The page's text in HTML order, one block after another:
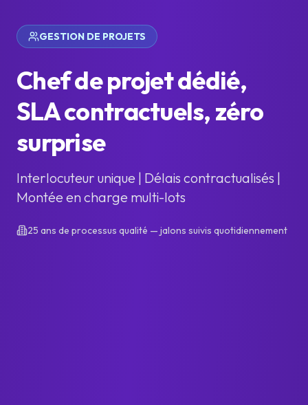
GESTION DE PROJETS
Chef de projet dédié,
SLA contractuels, zéro
surprise
Interlocuteur unique | Délais contractualisés |
Montée en charge multi-lots
25 ans de processus qualité — jalons suivis quotidiennement